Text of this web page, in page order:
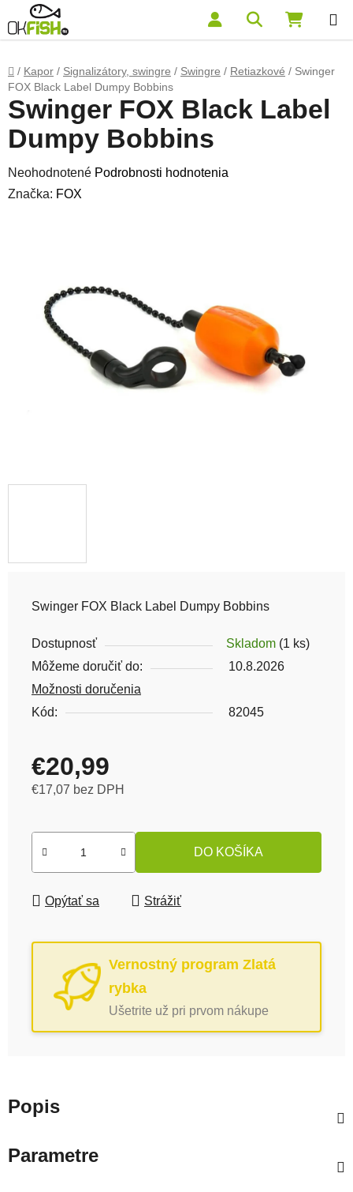
Prejsť na obsah Hľadať
Domov
/ Kapor / Signalizátory, swingre / Swingre / Retiazkové / Swinger
FOX Black Label Dumpy Bobbins
Swinger FOX Black Label Dumpy Bobbins
Dostupnosť Skladom (1 ks)
Môžeme doručiť do:
10.8.2026
Možnosti doručenia
Kód:
82045
€20,99
€17,07 bez DPH
DO KOŠÍKA
Opýtať sa Strážiť
Vernostný program Zlatá
rybka
Ušetrite už pri prvom nákupe
Swinger FOX Black Label
Dumpy Bobbins
Priemerné hodnotenie produktu je 0,0 z 5 hviezdičiek.
Neohodnotené Podrobnosti hodnotenia
Značka: FOX
Popis
Parametre